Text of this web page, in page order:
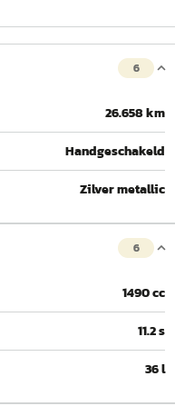
6
26.658 km
Handgeschakeld
Zilver metallic
6
1490 cc
11.2 s
36 l